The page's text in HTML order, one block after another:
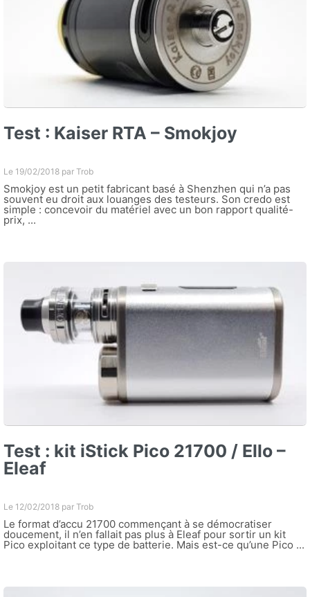
Test : Kaiser RTA – Smokjoy
Le 19/02/2018 par Trob
Smokjoy est un petit fabricant basé à Shenzhen qui n’a pas
souvent eu droit aux louanges des testeurs. Son credo est
simple : concevoir du matériel avec un bon rapport qualité-
prix, ...
Test : kit iStick Pico 21700 / Ello –
Eleaf
Le 12/02/2018 par Trob
Le format d’accu 21700 commençant à se démocratiser
doucement, il n’en fallait pas plus à Eleaf pour sortir un kit
Pico exploitant ce type de batterie. Mais est-ce qu’une Pico ...